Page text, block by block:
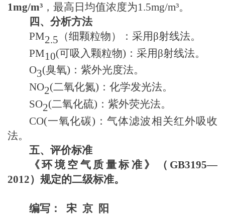
1mg/m³ ，最高日均值浓度为1.5mg/m³。
四、分析方法
PM2.5 （细颗粒物） ：采用β射线法。
PM10(可吸入颗粒物) ：采用β射线法。
O3(臭氧) ：紫外光度法。
NO2(二氧化氮) ：化学发光法。
SO2(二氧化硫) ：紫外荧光法。
CO(一氧化碳) ：气体滤波相关红外吸收
法。
五、评价标准
《环境空气质量标准》（ GB3195—
2012）规定的二级标准。
编写： 宋 京 阳